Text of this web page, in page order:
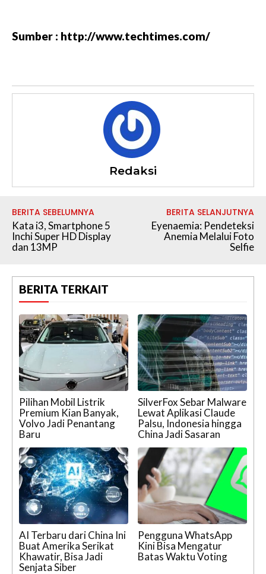
Sumber : http://www.techtimes.com/
Redaksi
BERITA SEBELUMNYA
Kata i3, Smartphone 5
Inchi Super HD Display
dan 13MP
BERITA SELANJUTNYA
Eyenaemia: Pendeteksi
Anemia Melalui Foto
Selfie
BERITA TERKAIT
Pilihan Mobil Listrik
Premium Kian Banyak,
Volvo Jadi Penantang
Baru
SilverFox Sebar Malware
Lewat Aplikasi Claude
Palsu, Indonesia hingga
China Jadi Sasaran
AI Terbaru dari China Ini
Buat Amerika Serikat
Khawatir, Bisa Jadi
Senjata Siber
Pengguna WhatsApp
Kini Bisa Mengatur
Batas Waktu Voting